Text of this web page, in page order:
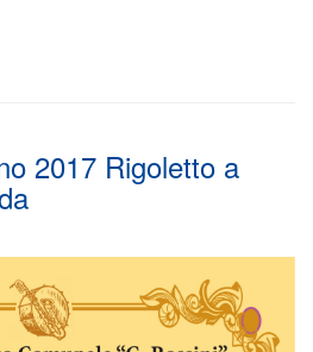
2017 Rigoletto a